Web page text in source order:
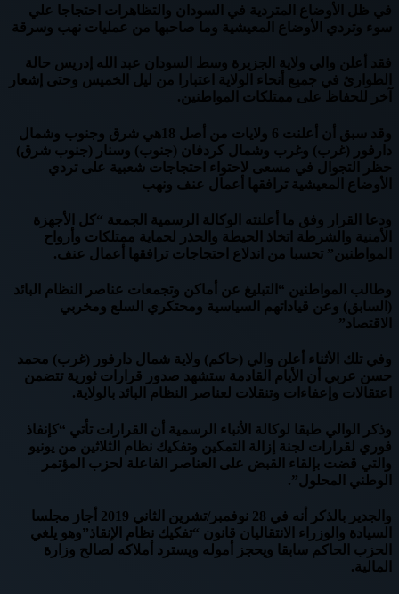
في ظل الأوضاع المتردية في السودان والتظاهرات احتجاجا علي
سوء وتردي الأوضاع المعيشية وما صاحبها من عمليات نهب وسرقة
فقد أعلن والي ولاية الجزيرة وسط السودان عبد الله إدريس حالة
الطوارئ في جميع أنحاء الولاية اعتبارا من ليل الخميس وحتى إشعار
آخر للحفاظ على ممتلكات المواطنين.
وقد سبق أن أعلنت 6 ولايات من أصل 18هي شرق وجنوب وشمال
دارفور (غرب) وغرب وشمال كردفان (جنوب) وسنار (جنوب شرق)
حظر التجوال في مسعى لاحتواء احتجاجات شعبية على تردي
الأوضاع المعيشية ترافقها أعمال عنف ونهب
ودعا القرار وفق ما أعلنته الوكالة الرسمية الجمعة “كل الأجهزة
الأمنية والشرطة اتخاذ الحيطة والحذر لحماية ممتلكات وأرواح
المواطنين” تحسبا من اندلاع احتجاجات ترافقها أعمال عنف.
وطالب المواطنين “التبليغ عن أماكن وتجمعات عناصر النظام البائد
(السابق) وعن قياداتهم السياسية ومحتكري السلع ومخربي
الاقتصاد”
وفي تلك الأثناء أعلن والي (حاكم) ولاية شمال دارفور (غرب) محمد
حسن عربي أن الأيام القادمة ستشهد صدور قرارات ثورية تتضمن
اعتقالات وإعفاءات وتنقلات لعناصر النظام البائد بالولاية.
وذكر الوالي طبقا لوكالة الأنباء الرسمية أن القرارات تأتي “كإنفاذ
فوري لقرارات لجنة إزالة التمكين وتفكيك نظام الثلاثين من يونيو
والتي قضت بإلقاء القبض على العناصر الفاعلة لحزب المؤتمر
الوطني المحلول”.
والجدير بالذكر أنه في 28 نوفمبر/تشرين الثاني 2019 أجاز مجلسا
السيادة والوزراء الانتقاليان قانون “تفكيك نظام الإنقاذ”وهو يلغي
الحزب الحاكم سابقا ويحجز أموله ويسترد أملاكه لصالح وزارة
المالية.